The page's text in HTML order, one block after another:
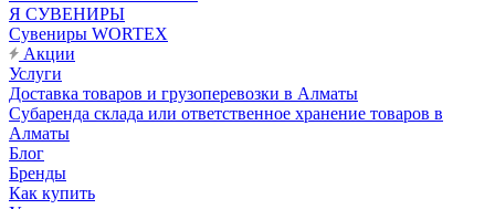
Я СУВЕНИРЫ
Сувениры WORTEX
Акции
Услуги
Доставка товаров и грузоперевозки в Алматы
Субаренда склада или ответственное хранение товаров в
Алматы
Блог
Бренды
Как купить